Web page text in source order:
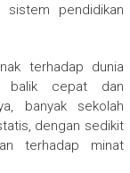
pendidikan
terhadap dunia
balik cepat dan
banyak sekolah
dengan sedikit
terhadap minat